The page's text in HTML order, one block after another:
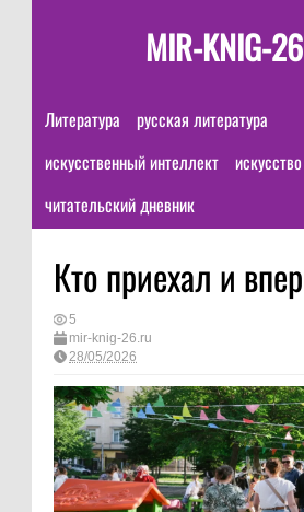
MIR-KNIG-
Литература
русская литература
искусственный интеллект
искусство
читательский дневник
Кто приехал и
5
mir-knig-26.ru
28/05/2026